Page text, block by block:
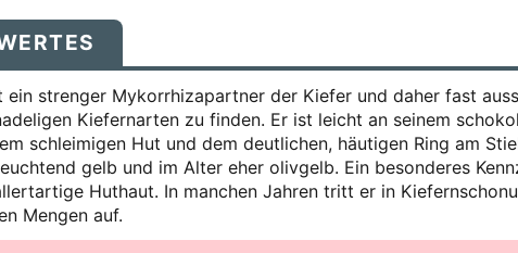
ein strenger Mykorrhizapartner der Kiefer und daher fast
Kiefernarten zu finden. Er ist leicht an seinem
schleimigen Hut und dem deutlichen, häutigen Ring am
gelb und im Alter eher olivgelb. Ein besonderes
Huthaut. In manchen Jahren tritt er in
Mengen auf.